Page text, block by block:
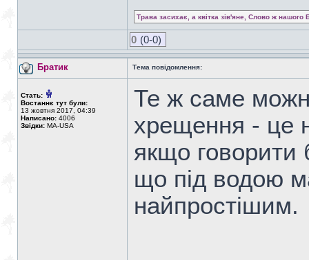
Трава засихає, а квітка зів'яне, Слово ж нашого
0 (0-0)
Братик Тема повідомлення:
Стать:
Востаннє тут були:
13 жовтня 2017, 04:39
Написано: 4006
Звідки: MA-USA
Те ж саме
хрещення - це
якщо говорити
що під водою
найпростішим.